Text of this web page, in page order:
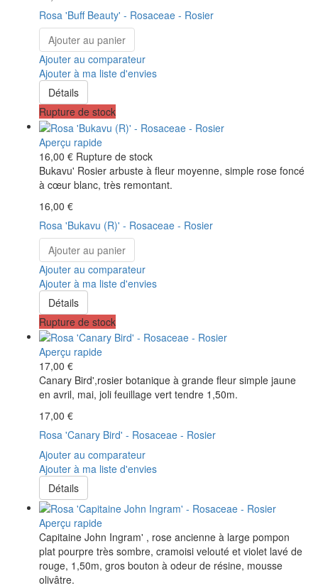
Rosa 'Buff Beauty' - Rosaceae - Rosier
Ajouter au panier
Ajouter au comparateur
Ajouter à ma liste d'envies
Détails
Rupture de stock
Aperçu rapide
16,00 € Rupture de stock
Bukavu' Rosier arbuste à fleur moyenne, simple rose foncé
à cœur blanc, très remontant.
16,00 €
Rosa 'Bukavu (R)' - Rosaceae - Rosier
Ajouter au panier
Ajouter au comparateur
Ajouter à ma liste d'envies
Détails
Rupture de stock
Aperçu rapide
17,00 €
Canary Bird',rosier botanique à grande fleur simple jaune
en avril, mai, joli feuillage vert tendre 1,50m.
17,00 €
Rosa 'Canary Bird' - Rosaceae - Rosier
Ajouter au comparateur
Ajouter à ma liste d'envies
Détails
Aperçu rapide
Capitaine John Ingram' , rose ancienne à large pompon
plat pourpre très sombre, cramoisi velouté et violet lavé de
rouge, 1,50m, gros bouton à odeur de résine, mousse
olivâtre.